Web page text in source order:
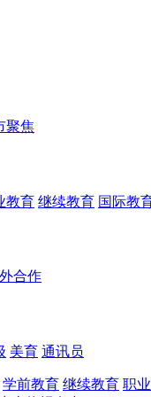
聚焦
教育 继续教育 国际教
合作
美育 通讯员
学前教育 继续教育 职